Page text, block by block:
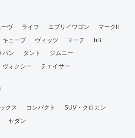
ヴ ライフ エブリイワゴン
マークII
キューブ ヴィッツ マーチ
bB
パン タント
ジムニー
ヴォクシー チェイサー
クス コンパクト
SUV・クロカン
セダン